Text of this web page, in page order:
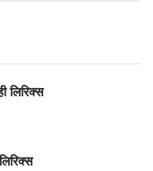
लिरिक्स